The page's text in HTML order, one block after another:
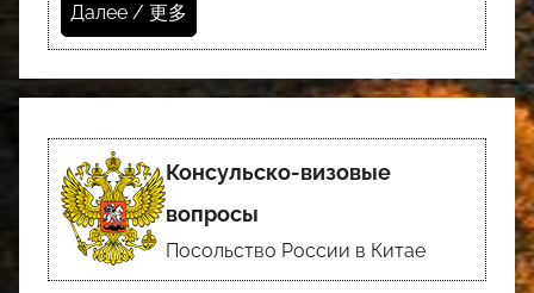
Далее / 更多
Консульско-визовые
вопросы
Посольство России в Китае